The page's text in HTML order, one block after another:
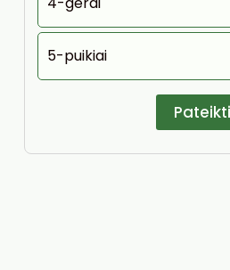
5-puikiai